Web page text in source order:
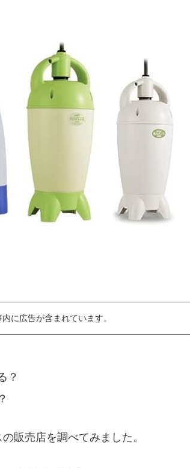
内に広告が含まれています。
？
販売店を調べてみました。